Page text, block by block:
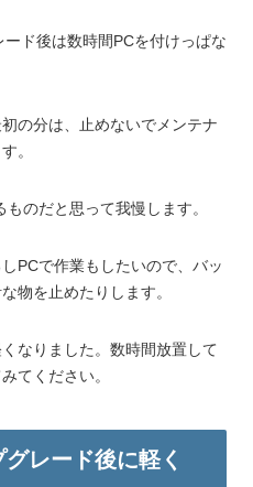
ド後は数時間PCを付けっぱな
の分は、止めないでメンテナ
。
のだと思って我慢します。
PCで作業もしたいので、バッ
物を止めたりします。
なりました。数時間放置して
てください。
レード後に軽く